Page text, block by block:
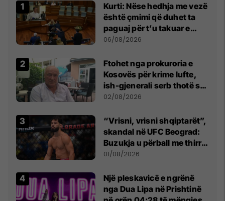
Kurti: Nëse hedhja me vezë
është çmimi që duhet ta
paguaj për t’u takuar e
bashkëbiseduar jam i
06/08/2026
Ftohet nga prokuroria e
Kosovës për krime lufte,
ish-gjenerali serb thotë se
dikush e tradhtoi në
02/08/2026
“Vrisni, vrisni shqiptarët”,
skandal në UFC Beograd:
Buzukja u përball me thirrje
anti-shqiptare nga
01/08/2026
Një pleskavicë e ngrënë
nga Dua Lipa në Prishtinë